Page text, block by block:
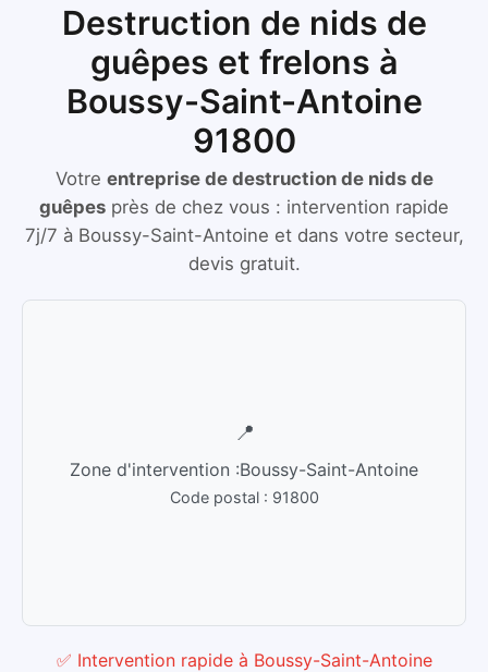
Destruction de nids de
guêpes et frelons à
Boussy-Saint-Antoine
91800
Votre entreprise de destruction de nids de
guêpes près de chez vous : intervention rapide
7j/7 à Boussy-Saint-Antoine et dans votre secteur,
devis gratuit.
📍
Zone d'intervention :Boussy-Saint-Antoine
Code postal : 91800
✅ Intervention rapide à Boussy-Saint-Antoine